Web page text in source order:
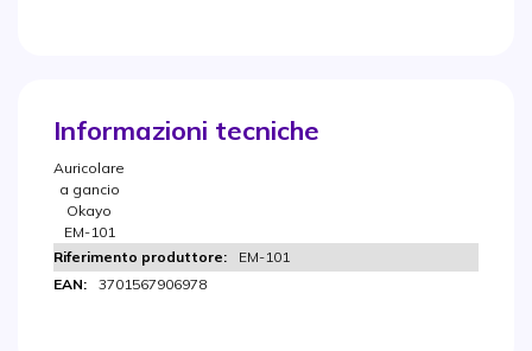
Informazioni tecniche
Auricolare
a gancio
Okayo
EM-101
EM-101
3701567906978